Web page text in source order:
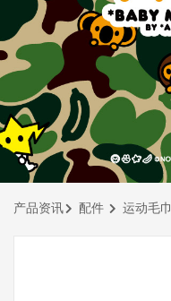
产品资讯 配件 运动毛巾